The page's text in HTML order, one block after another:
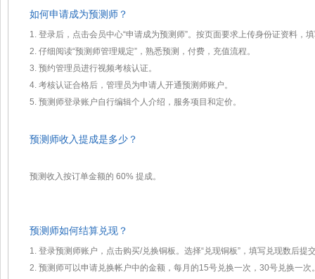
如何申请成为预测师？
1. 登录后，点击会员中心“申请成为预测师”。按页面要求上传身份证资料
2. 仔细阅读“预测师管理规定”，熟悉预测，付费，充值流程。
3. 预约管理员进行视频考核认证。
4. 考核认证合格后，管理员为申请人开通预测师账户。
5. 预测师登录账户自行编辑个人介绍，服务项目和定价。
预测师收入提成是多少？
预测收入按订单金额的 60% 提成。
预测师如何结算兑现？
1. 登录预测师账户，点击购买/兑换铜板。选择“兑现铜板”，填写兑现数后提
2. 预测师可以申请兑换帐户中的金额，每月的15号兑换一次，30号兑换一次